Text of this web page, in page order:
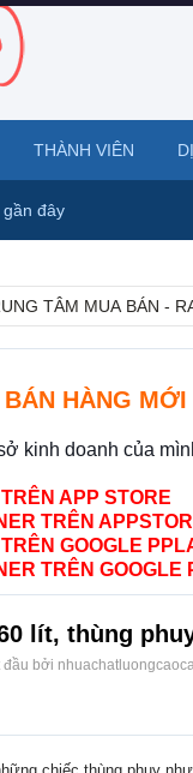
TÂM MUA BÁN -
HÀNG MỚI
kinh doanh của
APP STORE
TRÊN
GOOGLE
TRÊN GOOGLE
lít, thùng
đầu bởi
gần đây
THÀNH VIÊN